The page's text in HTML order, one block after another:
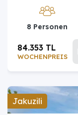
8 Personen
WOCHENPREIS
84.353 TL
Jakuzili